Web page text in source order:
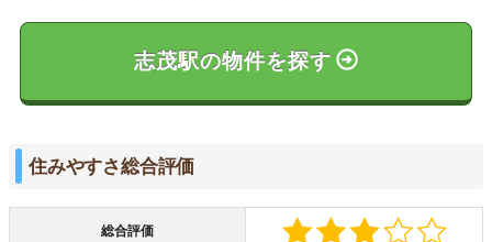
志茂駅の物件を探す
住みやすさ総合評価
総合評価